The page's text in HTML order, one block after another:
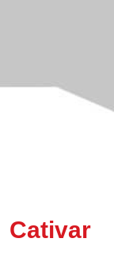
Cativar